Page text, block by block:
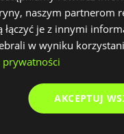
Co
możesz
zrobić od
zaraz:
naszym partnerom
je z innymi
w wyniku
prywatności
AKCEPTUJ